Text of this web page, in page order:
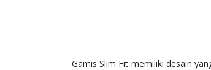
Gamis Slim Fit memiliki desain